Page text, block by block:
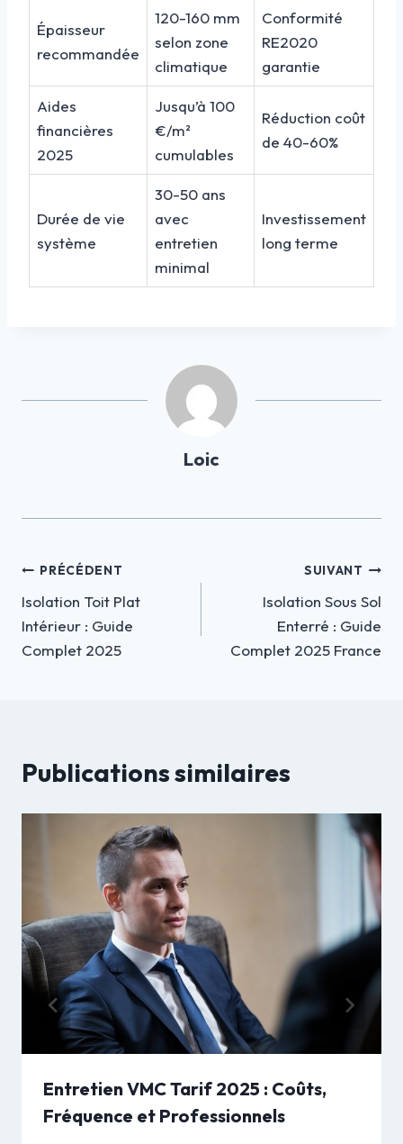
Épaisseur
recommandée
120-160 mm
selon zone
climatique
Conformité
RE2020
garantie
Aides
financières
2025
Jusqu’à 100
€/m²
cumulables
Réduction coût
de 40-60%
Durée de vie
système
30-50 ans
avec
entretien
minimal
Investissement
long terme
Loic
Navigation
de
l’article
PRÉCÉDENT
Isolation Toit Plat
Intérieur : Guide
Complet 2025
SUIVANT
Isolation Sous Sol
Enterré : Guide
Complet 2025 France
Publications similaires
Entretien VMC Tarif 2025 : Coûts,
Fréquence et Professionnels